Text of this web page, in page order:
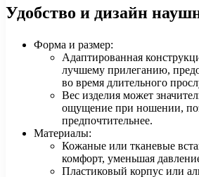
Удобство и дизайн
Форма и размер:
Адаптированная
лучшему прилеганию,
во время длительного
Вес изделия может
ощущение при ношении,
предпочтительнее.
Материалы:
Кожаные или тканевые
комфорт, уменьшая
Пластиковый корпус или